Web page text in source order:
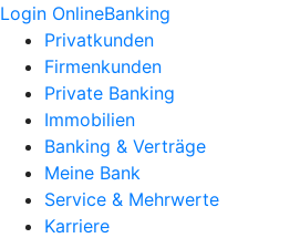
Login OnlineBanking
Privatkunden
Firmenkunden
Private Banking
Immobilien
Banking & Verträge
Meine Bank
Service & Mehrwerte
Karriere